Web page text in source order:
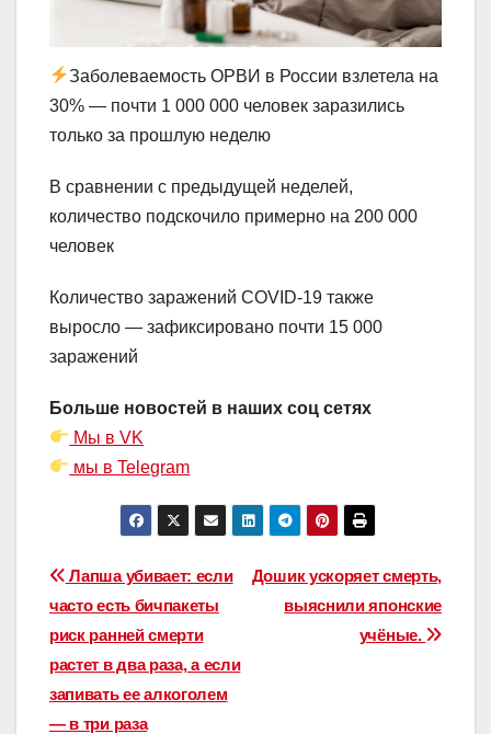
Заболеваемость ОРВИ в России взлетела на
30% — почти 1 000 000 человек заразились
только за прошлую неделю
В сравнении с предыдущей неделей,
количество подскочило примерно на 200 000
человек
Количество заражений COVID-19 также
выросло — зафиксировано почти 15 000
заражений
Больше новостей в наших соц сетях
Мы в VK
мы в Telegram
Навигация
по
записям
Дошик ускоряет смерть,
выяснили японские
учёные.
Лапша убивает: если
часто есть бичпакеты
риск ранней смерти
растет в два раза, а если
запивать ее алкоголем
— в три раза